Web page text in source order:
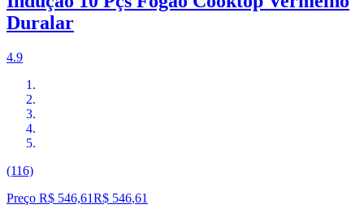
Duralar
4.9
(116)
Preço R$ 546,61R$ 546,61